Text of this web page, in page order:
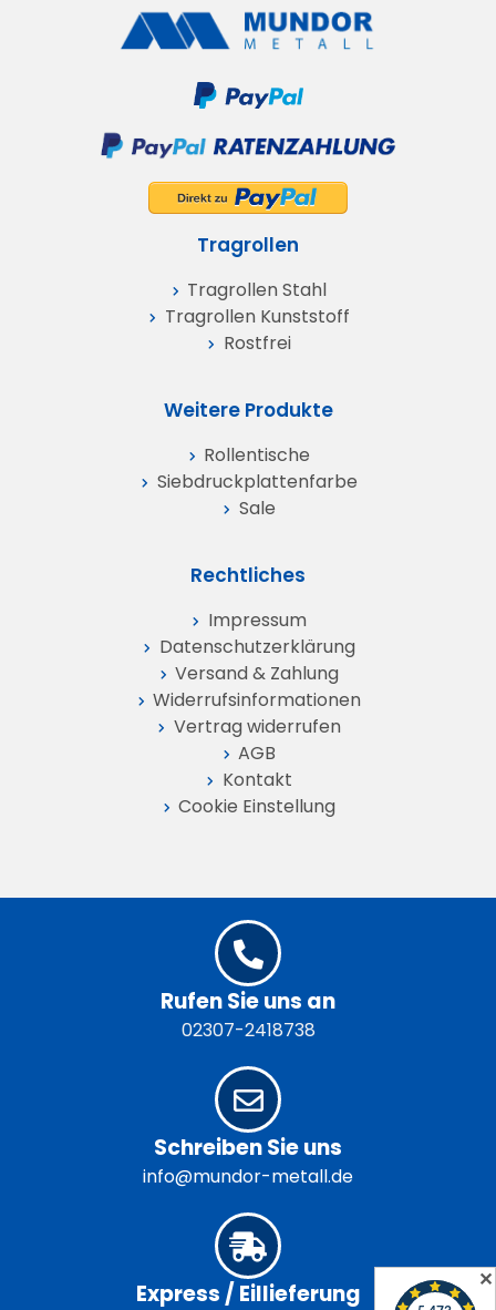
Tragrollen
Tragrollen Stahl
Tragrollen Kunststoff
Rostfrei
Weitere Produkte
Rollentische
Siebdruckplattenfarbe
Sale
Rechtliches
Impressum
Datenschutz­erklärung
Versand & Zahlung
Widerrufs­informationen
Vertrag widerrufen
AGB
Kontakt
Cookie Einstellung
Rufen Sie uns an
02307-2418738
Schreiben Sie uns
info@mundor-metall.de
Express / Eillieferung ✕